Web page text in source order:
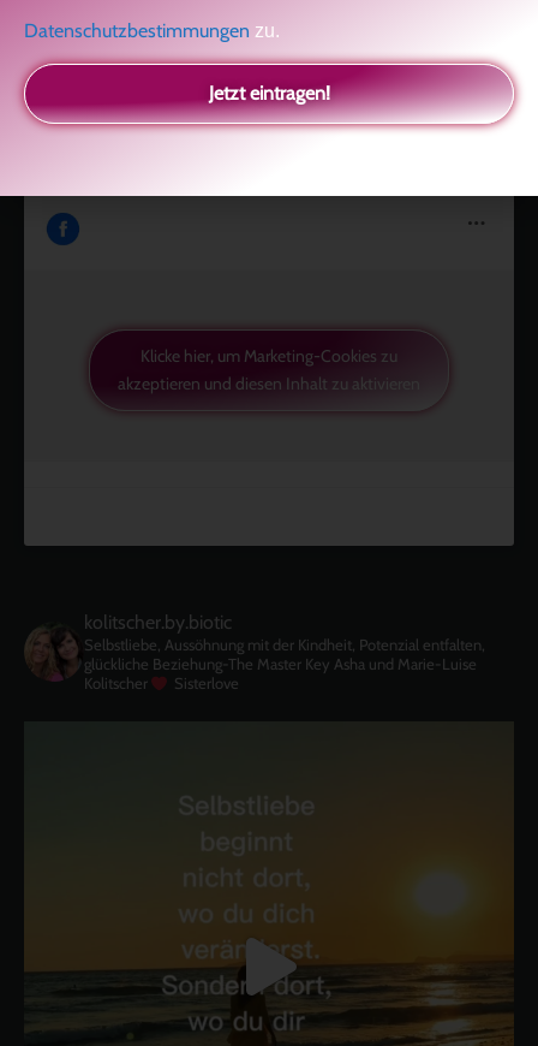
Like uns auf Facebook
Klicke hier, um Marketing-Cookies zu
akzeptieren und diesen Inhalt zu aktivieren
kolitscher.by.biotic
Selbstliebe, Aussöhnung mit der Kindheit, Potenzial entfalten,
glückliche Beziehung-The Master Key Asha und Marie-Luise
Kolitscher
Sisterlove
Datenschutzbestimmungen zu.
Jetzt eintragen!